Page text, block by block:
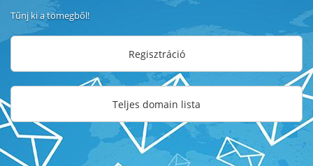
Tűnj ki a tömegből!
Regisztráció
Teljes domain lista